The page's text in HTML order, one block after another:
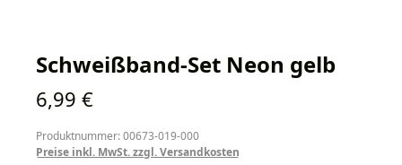
Schweißband-Set Neon gelb
Regulärer Preis:
6,99 €
Produktnummer: 00673-019-000
Preise inkl. MwSt. zzgl. Versandkosten